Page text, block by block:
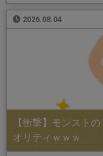
2026.08.04
【衝撃】モンスト
オリティｗｗｗ